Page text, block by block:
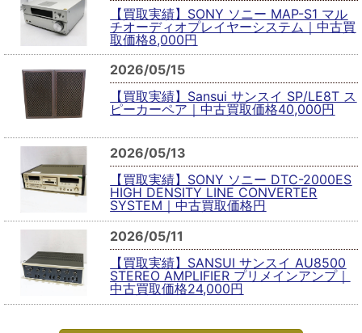
【買取実績】SONY ソニー MAP-S1 マル
チオーディオプレイヤーシステム｜中古買
取価格8,000円
2026/05/15
【買取実績】Sansui サンスイ SP/LE8T ス
ピーカーペア｜中古買取価格40,000円
2026/05/13
【買取実績】SONY ソニー DTC-2000ES
HIGH DENSITY LINE CONVERTER
SYSTEM｜中古買取価格円
2026/05/11
【買取実績】SANSUI サンスイ AU8500
STEREO AMPLIFIER プリメインアンプ｜
中古買取価格24,000円